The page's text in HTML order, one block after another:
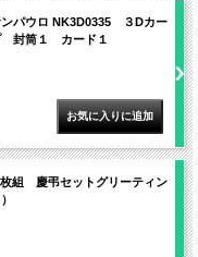
パウロ NK3D0335 ３Dカー
封筒１ カード１
組 慶弔セットグリーティン